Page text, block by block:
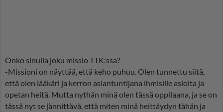
Onko sinulla joku missio TTK:ssa?
-Missioni on näyttää, että keho puhuu. Olen tunnettu siitä,
että olen lääkäri ja kerron asiantuntijana ihmisille asioita ja
opetan heitä. Mutta nythän minä olen tässä oppilaana, ja se on
tässä nyt se jännittävä, että miten minä heittäydyn tähän ja